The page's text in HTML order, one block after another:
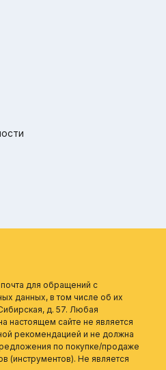
для обращений с
данных, в том числе об их
д. 57. Любая
настоящем сайте не является
рекомендацией и не должна
по покупке/продаже
(инструментов). Не является